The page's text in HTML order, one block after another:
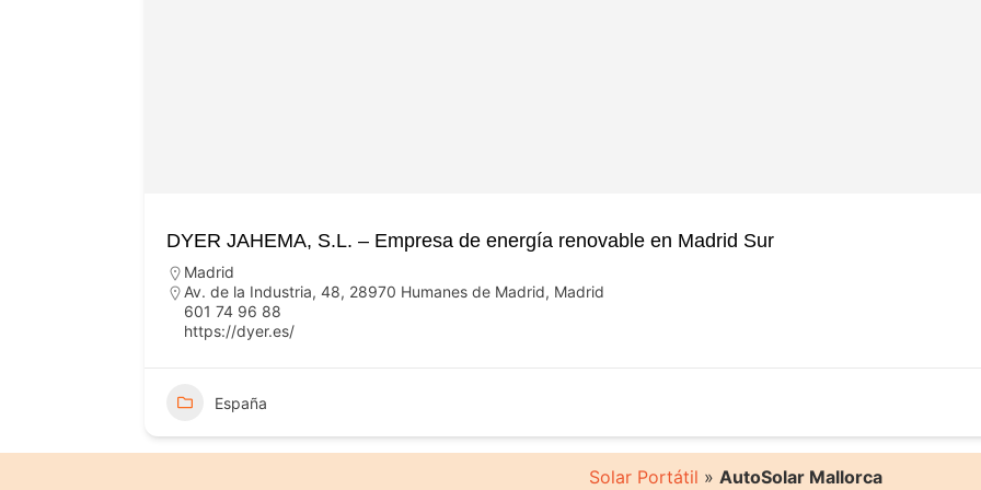
DYER JAHEMA, S.L. – Empresa de energía renovable en Madrid Sur
Madrid
Av. de la Industria, 48, 28970 Humanes de Madrid, Madrid
601 74 96 88
https://dyer.es/
España
Solar Portátil » AutoSolar Mallorca